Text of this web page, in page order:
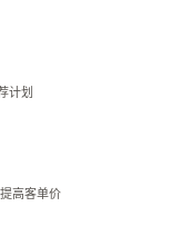
计划
高客单价